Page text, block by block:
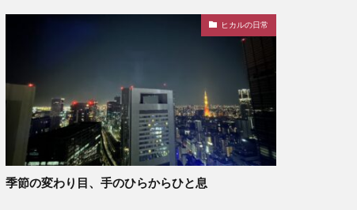
ヒカルの日常
季節の変わり目、手のひらからひと息